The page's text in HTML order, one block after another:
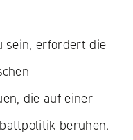
sein, erfordert die
die auf einer
beruhen.